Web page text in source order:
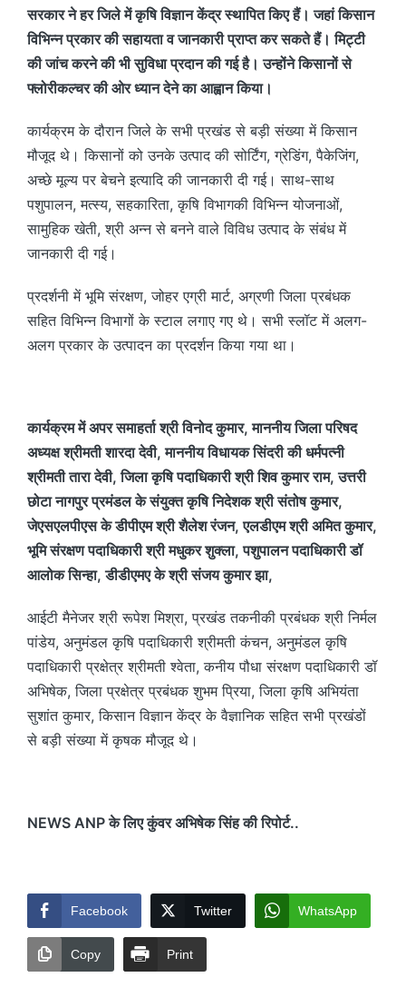
सरकार ने हर जिले में कृषि विज्ञान केंद्र स्थापित किए हैं। जहां किसान
विभिन्न प्रकार की सहायता व जानकारी प्राप्त कर सकते हैं। मिट्टी
की जांच करने की भी सुविधा प्रदान की गई है। उन्होंने किसानों से
फ्लोरीकल्चर की ओर ध्यान देने का आह्वान किया।
कार्यक्रम के दौरान जिले के सभी प्रखंड से बड़ी संख्या में किसान
मौजूद थे। किसानों को उनके उत्पाद की सोर्टिंग, ग्रेडिंग, पैकेजिंग,
अच्छे मूल्य पर बेचने इत्यादि की जानकारी दी गई। साथ-साथ
पशुपालन, मत्स्य, सहकारिता, कृषि विभागकी विभिन्न योजनाओं,
सामुहिक खेती, श्री अन्न से बनने वाले विविध उत्पाद के संबंध में
जानकारी दी गई।
प्रदर्शनी में भूमि संरक्षण, जोहर एग्री मार्ट, अग्रणी जिला प्रबंधक
सहित विभिन्न विभागों के स्टाल लगाए गए थे। सभी स्लॉट में अलग-
अलग प्रकार के उत्पादन का प्रदर्शन किया गया था।
कार्यक्रम में अपर समाहर्ता श्री विनोद कुमार, माननीय जिला परिषद
अध्यक्ष श्रीमती शारदा देवी, माननीय विधायक सिंदरी की धर्मपत्नी
श्रीमती तारा देवी, जिला कृषि पदाधिकारी श्री शिव कुमार राम, उत्तरी
छोटा नागपुर प्रमंडल के संयुक्त कृषि निदेशक श्री संतोष कुमार,
जेएसएलपीएस के डीपीएम श्री शैलेश रंजन, एलडीएम श्री अमित कुमार,
भूमि संरक्षण पदाधिकारी श्री मधुकर शुक्ला, पशुपालन पदाधिकारी डॉ
आलोक सिन्हा, डीडीएमए के श्री संजय कुमार झा,
आईटी मैनेजर श्री रूपेश मिश्रा, प्रखंड तकनीकी प्रबंधक श्री निर्मल
पांडेय, अनुमंडल कृषि पदाधिकारी श्रीमती कंचन, अनुमंडल कृषि
पदाधिकारी प्रक्षेत्र श्रीमती श्वेता, कनीय पौधा संरक्षण पदाधिकारी डॉ
अभिषेक, जिला प्रक्षेत्र प्रबंधक शुभम प्रिया, जिला कृषि अभियंता
सुशांत कुमार, किसान विज्ञान केंद्र के वैज्ञानिक सहित सभी प्रखंडों
से बड़ी संख्या में कृषक मौजूद थे।
NEWS ANP के लिए कुंवर अभिषेक सिंह की रिपोर्ट..
Facebook Twitter WhatsApp
Copy Print